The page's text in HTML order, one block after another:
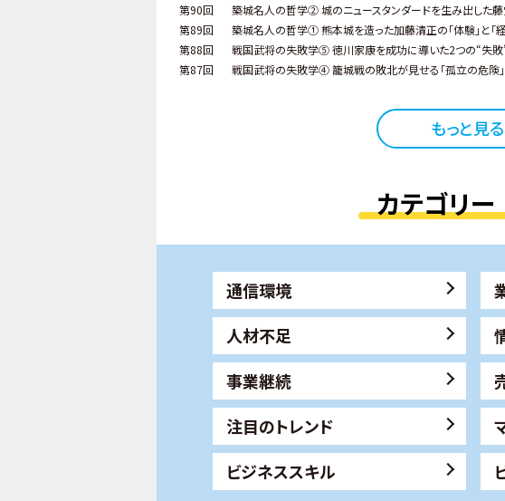
第90回
築城名人の哲学② 城のニュースタンダードを生み出した藤
第89回
築城名人の哲学① 熊本城を造った加藤清正の「体験」と「経
第88回
戦国武将の失敗学⑤ 徳川家康を成功に導いた2つの“失敗
第87回
戦国武将の失敗学④ 籠城戦の敗北が見せる「孤立の危険」
もっと見る
カテゴリ
通信環境
人材不足
事業継続
注目のトレンド
ビジネススキル